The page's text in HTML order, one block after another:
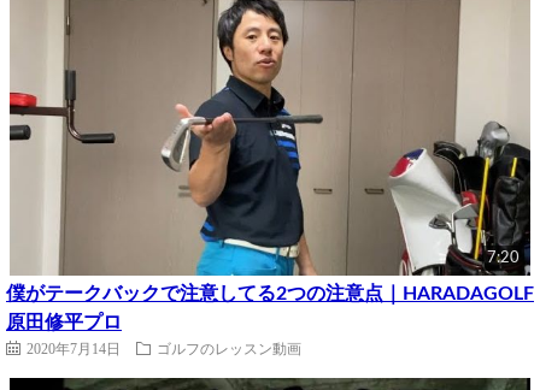
7:20
僕がテークバックで注意してる2つの注意点｜HARADAGOLF
原田修平プロ
2020年7月14日 ゴルフのレッスン動画